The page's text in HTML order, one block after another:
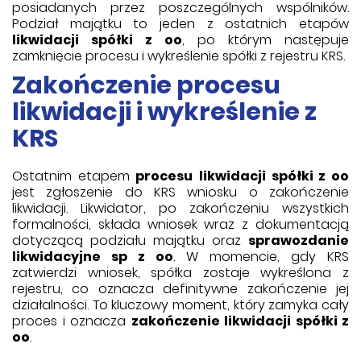
posiadanych przez poszczególnych wspólników.
Podział majątku to jeden z ostatnich etapów
likwidacji spółki z oo, po którym następuje
zamknięcie procesu i wykreślenie spółki z rejestru KRS.
Zakończenie procesu
likwidacji i wykreślenie z
KRS
Ostatnim etapem procesu likwidacji spółki z oo
jest zgłoszenie do KRS wniosku o zakończenie
likwidacji. Likwidator, po zakończeniu wszystkich
formalności, składa wniosek wraz z dokumentacją
dotyczącą podziału majątku oraz sprawozdanie
likwidacyjne sp z oo. W momencie, gdy KRS
zatwierdzi wniosek, spółka zostaje wykreślona z
rejestru, co oznacza definitywne zakończenie jej
działalności. To kluczowy moment, który zamyka cały
proces i oznacza zakończenie likwidacji spółki z
oo.